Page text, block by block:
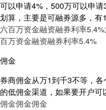
可以申请4%，500万可以申
划算，主要是可融券源多，
六百万资金融资融券利率5.4%
百万资金融资融券利率5.4%
佣金
券商佣金从万1到千3不等，
的低佣金渠道，如果要开户可
佣金佣金佣金